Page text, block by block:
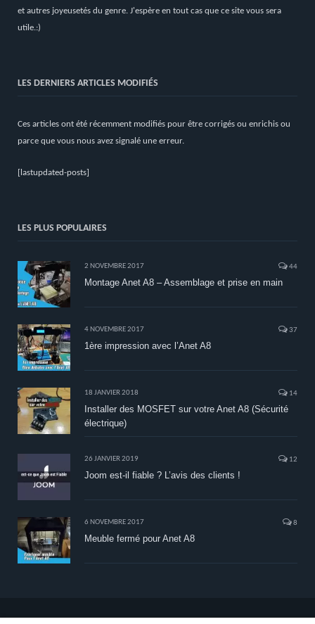
et autres joyeusetés du genre. J'espère en tout cas que ce site vous sera
utile.:)
LES DERNIERS ARTICLES MODIFIÉS
Ces articles ont été récemment modifiés pour être corrigés ou enrichis ou
parce que vous nous avez signalé une erreur.
[lastupdated-posts]
LES PLUS POPULAIRES
2 NOVEMBRE 2017 44
Montage Anet A8 – Assemblage et prise en main
4 NOVEMBRE 2017 37
1ère impression avec l’Anet A8
18 JANVIER 2018 14
Installer des MOSFET sur votre Anet A8 (Sécurité
électrique)
26 JANVIER 2019 12
Joom est-il fiable ? L’avis des clients !
6 NOVEMBRE 2017 8
Meuble fermé pour Anet A8